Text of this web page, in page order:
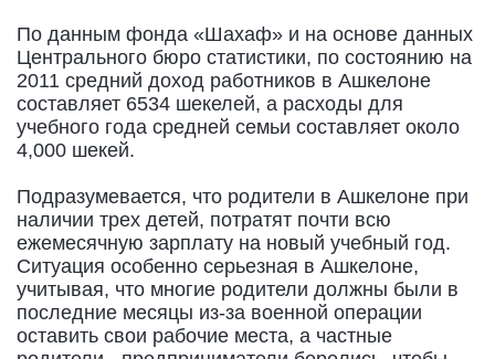
По данным фонда «Шахаф» и на основе данных
Центрального бюро статистики, по состоянию на
2011 средний доход работников в Ашкелоне
составляет 6534 шекелей, а расходы для
учебного года средней семьи составляет около
4,000 шекей.
Подразумевается, что родители в Ашкелоне при
наличии трех детей, потратят почти всю
ежемесячную зарплату на новый учебный год.
Ситуация особенно серьезная в Ашкелоне,
учитывая, что многие родители должны были в
последние месяцы из-за военной операции
оставить свои рабочие места, а частные